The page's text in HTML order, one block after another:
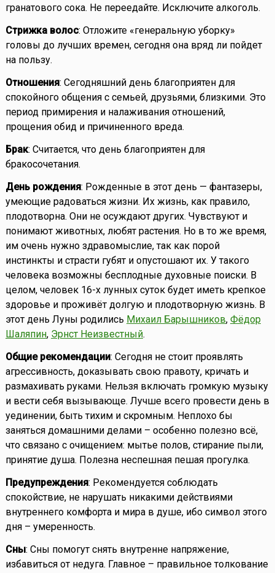
гранатового сока. Не переедайте. Исключите алкоголь.
Стрижка волос: Отложите «генеральную уборку»
головы до лучших времен, сегодня она вряд ли пойдет
на пользу.
Отношения: Сегодняшний день благоприятен для
спокойного общения с семьей, друзьями, близкими. Это
период примирения и налаживания отношений,
прощения обид и причиненного вреда.
Брак: Считается, что день благоприятен для
бракосочетания.
День рождения: Рожденные в этот день — фантазеры,
умеющие радоваться жизни. Их жизнь, как правило,
плодотворна. Они не осуждают других. Чувствуют и
понимают животных, любят растения. Но в то же время,
им очень нужно здравомыслие, так как порой
инстинкты и страсти губят и опустошают их. У такого
человека возможны бесплодные духовные поиски. В
целом, человек 16-х лунных суток будет иметь крепкое
здоровье и проживёт долгую и плодотворную жизнь. В
этот день Луны родились Михаил Барышников, Фёдор
Шаляпин, Эрнст Неизвестный.
Общие рекомендации: Сегодня не стоит проявлять
агрессивность, доказывать свою правоту, кричать и
размахивать руками. Нельзя включать громкую музыку
и вести себя вызывающе. Лучше всего провести день в
уединении, быть тихим и скромным. Неплохо бы
заняться домашними делами – особенно полезно всё,
что связано с очищением: мытье полов, стирание пыли,
принятие душа. Полезна неспешная пешая прогулка.
Предупреждения: Рекомендуется соблюдать
спокойствие, не нарушать никакими действиями
внутреннего комфорта и мира в душе, ибо символ этого
дня – умеренность.
Сны: Сны помогут снять внутренне напряжение,
избавиться от недуга. Главное – правильное толкование